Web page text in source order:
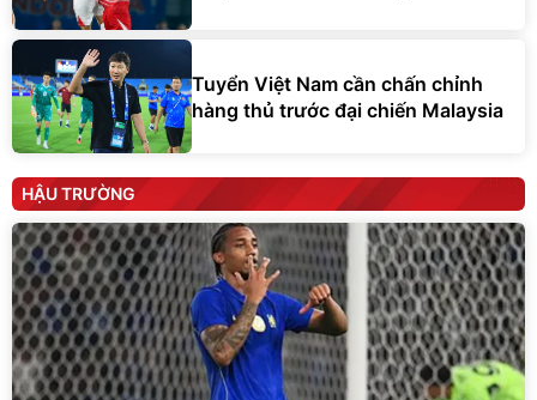
Tuyển Việt Nam cần chấn chỉnh
hàng thủ trước đại chiến Malaysia
HẬU TRƯỜNG